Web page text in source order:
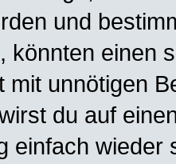
und
könnten einen
mit unnötigen
du auf
einfach wieder